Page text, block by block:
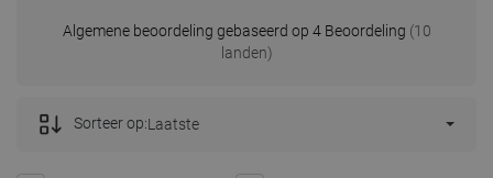
Algemene beoordeling gebaseerd op 4 Beoordeling (10
landen)
Sorteer op:Laatste